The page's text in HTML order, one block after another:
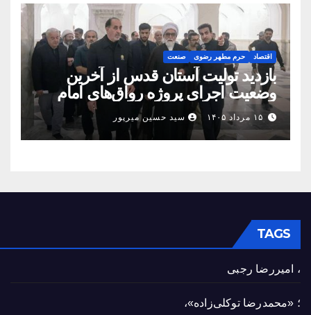
اقتصاد حرم مطهر رضوی صنعت
بازدید تولیت آستان قدس از آخرین
وضعیت اجرای پروژه رواق‌های امام
حسین(ع) و امیرالمؤمنین(ع)
۱۵ مرداد ۱۴۰۵ سید حسین میرپور
TAGS
، امیررضا رجبی
؛ «محمدرضا توکلی‌زاده»،